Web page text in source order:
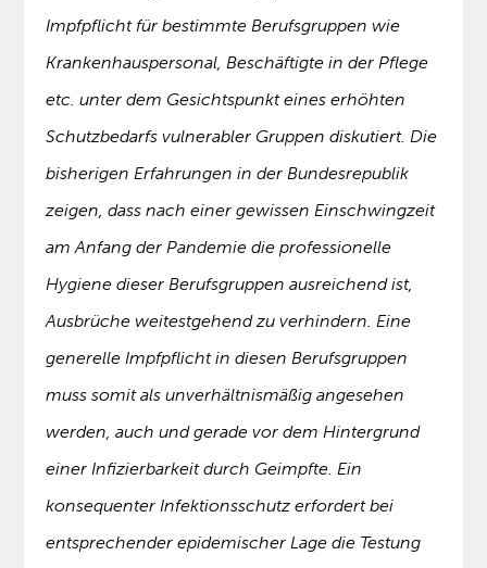
Impfpflicht für bestimmte Berufsgruppen wie
Krankenhauspersonal, Beschäftigte in der Pflege
etc. unter dem Gesichtspunkt eines erhöhten
Schutzbedarfs vulnerabler Gruppen diskutiert. Die
bisherigen Erfahrungen in der Bundesrepublik
zeigen, dass nach einer gewissen Einschwingzeit
am Anfang der Pandemie die professionelle
Hygiene dieser Berufsgruppen ausreichend ist,
Ausbrüche weitestgehend zu verhindern. Eine
generelle Impfpflicht in diesen Berufsgruppen
muss somit als unverhältnismäßig angesehen
werden, auch und gerade vor dem Hintergrund
einer Infizierbarkeit durch Geimpfte. Ein
konsequenter Infektionsschutz erfordert bei
entsprechender epidemischer Lage die Testung